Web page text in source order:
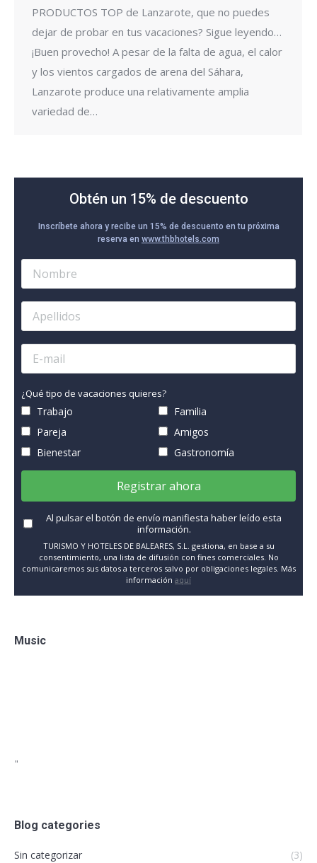
PRODUCTOS TOP de Lanzarote, que no puedes
dejar de probar en tus vacaciones? Sigue leyendo…
¡Buen provecho! A pesar de la falta de agua, el calor
y los vientos cargados de arena del Sáhara,
Lanzarote produce una relativamente amplia
variedad de…
Obtén un 15% de descuento
Inscríbete ahora y recibe un 15% de descuento en tu próxima
reserva en www.thbhotels.com
¿Qué tipo de vacaciones quieres?
Trabajo
Familia
Pareja
Amigos
Bienestar
Gastronomía
Registrar ahora
Al pulsar el botón de envío manifiesta haber leído esta
información.
TURISMO Y HOTELES DE BALEARES, S.L. gestiona, en base a su
consentimiento, una lista de difusión con fines comerciales. No
comunicaremos sus datos a terceros salvo por obligaciones legales. Más
información aquí
Music
"
Blog categories
Sin categorizar (3)